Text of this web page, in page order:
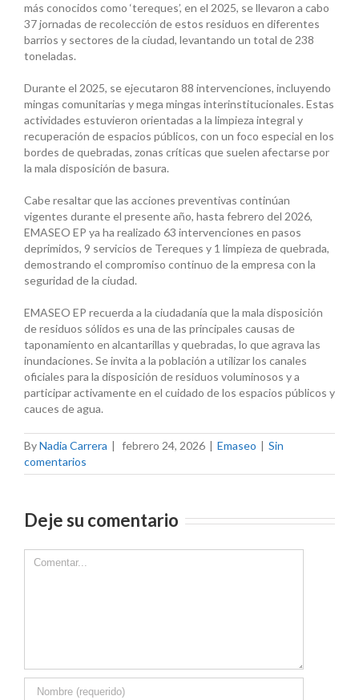
más conocidos como ‘tereques’, en el 2025, se llevaron a cabo
37 jornadas de recolección de estos residuos en diferentes
barrios y sectores de la ciudad, levantando un total de 238
toneladas.
Durante el 2025, se ejecutaron 88 intervenciones, incluyendo
mingas comunitarias y mega mingas interinstitucionales. Estas
actividades estuvieron orientadas a la limpieza integral y
recuperación de espacios públicos, con un foco especial en los
bordes de quebradas, zonas críticas que suelen afectarse por
la mala disposición de basura.
Cabe resaltar que las acciones preventivas continúan
vigentes durante el presente año, hasta febrero del 2026,
EMASEO EP ya ha realizado 63 intervenciones en pasos
deprimidos, 9 servicios de Tereques y 1 limpieza de quebrada,
demostrando el compromiso continuo de la empresa con la
seguridad de la ciudad.
EMASEO EP recuerda a la ciudadanía que la mala disposición
de residuos sólidos es una de las principales causas de
taponamiento en alcantarillas y quebradas, lo que agrava las
inundaciones. Se invita a la población a utilizar los canales
oficiales para la disposición de residuos voluminosos y a
participar activamente en el cuidado de los espacios públicos y
cauces de agua.
ByNadia Carrera | febrero 24, 2026 | Emaseo | Sin
comentarios
Deje su comentario
Comment